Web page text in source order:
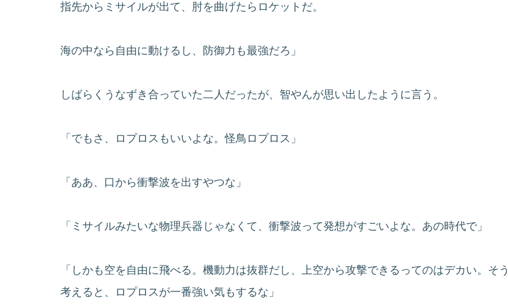
指先からミサイルが出て、肘を曲げたらロケットだ。
海の中なら自由に動けるし、防御力も最強だろ」
しばらくうなずき合っていた二人だったが、智やんが思い出したように言う。
「でもさ、ロプロスもいいよな。怪鳥ロプロス」
「ああ、口から衝撃波を出すやつな」
「ミサイルみたいな物理兵器じゃなくて、衝撃波って発想がすごいよな。あの時代で」
「しかも空を自由に飛べる。機動力は抜群だし、上空から攻撃できるってのはデカい。そう
考えると、ロプロスが一番強い気もするな」